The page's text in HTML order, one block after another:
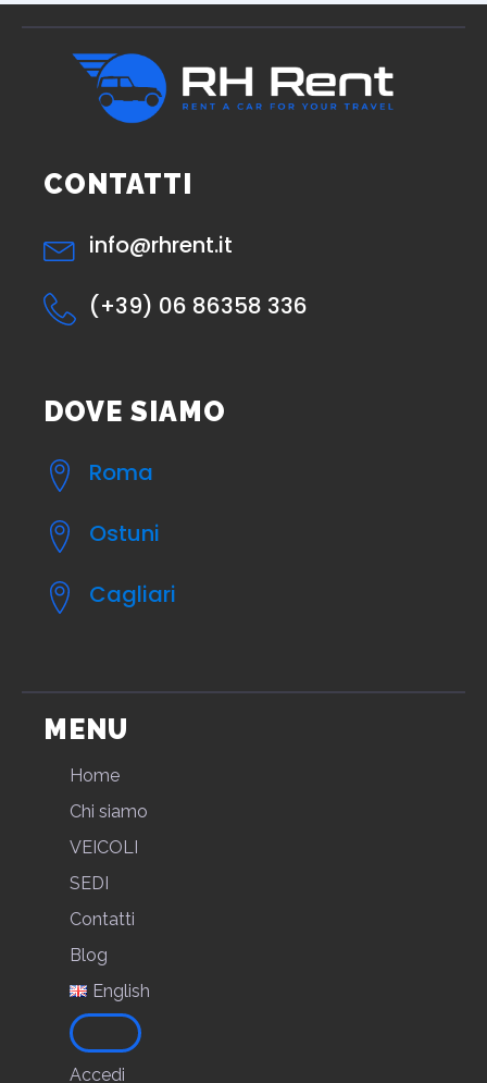
CONTATTI
info@rhrent.it
(+39) 06 86358 336
DOVE SIAMO
Roma
Ostuni
Cagliari
MENU
Home
Chi siamo
VEICOLI
SEDI
Contatti
Blog
English
Accedi